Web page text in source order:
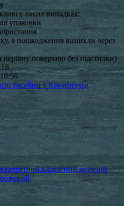
у таких випадках:
упаковки
а пошкодження виникли через
поверхню без підстилки)
басейни в Кременчуці
каркасний дитячий